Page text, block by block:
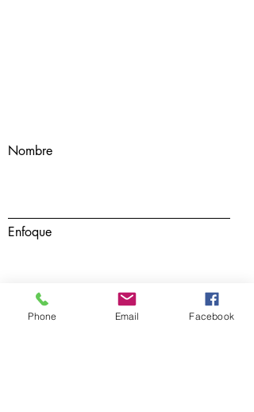
Nombre
Enfoque
Apellido
Phone Email Facebook